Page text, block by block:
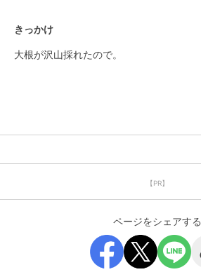
きっかけ
大根が沢山採れたので。
【PR】
ページをシェアする